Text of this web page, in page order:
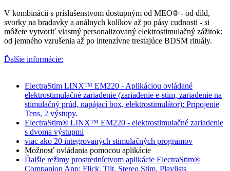
V kombinácii s príslušenstvom dostupným od MEO® - od dild,
svorky na bradavky a análnych kolíkov až po pásy cudnosti - si
môžete vytvoriť vlastný personalizovaný elektrostimulačný zážitok:
od jemného vzrušenia až po intenzívne trestajúce BDSM rituály.
Ďalšie informácie:
ElectraStim LINX™ EM220 - Aplikáciou ovládané
elektrostimulačné zariadenie (zariadenie e-stim, zariadenie na
stimulačný prúd, napájací box, elektrostimulátor): Pripojenie
Tens, 2 výstupy.
ElectraStim® LINX™ EM220 - elektrostimulačné zariadenie
s dvoma výstupmi
viac ako 20 integrovaných stimulačných programov
Možnosť ovládania pomocou aplikácie
Ďalšie režimy prostredníctvom aplikácie ElectraStim®
Companion App: Flick, Tilt, Stereo Stim, Playlists